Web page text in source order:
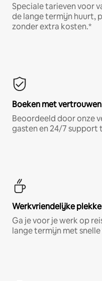
Speciale tarieven voor
de lange termijn huurt,
zonder extra kosten.*
Boeken met vertrouwen
Beoordeeld door onze
gasten en 24/7 support
Werkvriendelijke
Ga je voor je werk op
lange termijn met